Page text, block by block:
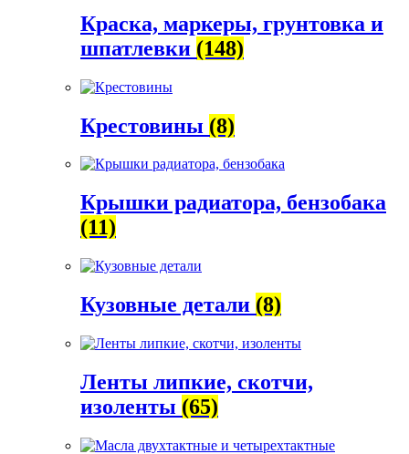
Краска, маркеры, грунтовка и
шпатлевки (148)
Крестовины (8)
Крышки радиатора, бензобака
(11)
Кузовные детали (8)
Ленты липкие, скотчи,
изоленты (65)